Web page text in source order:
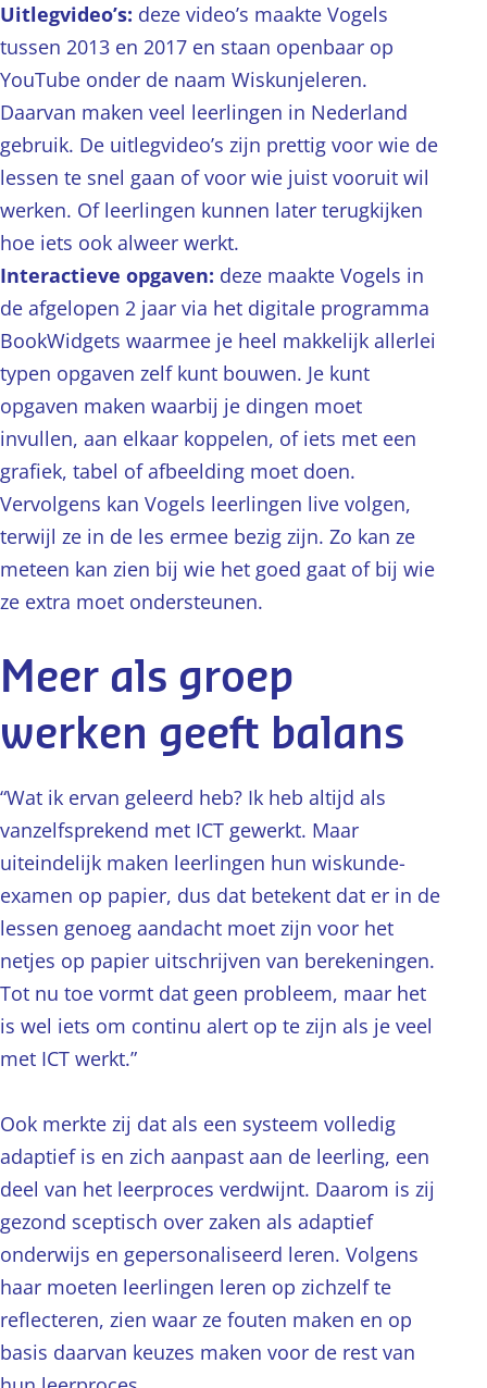
Uitlegvideo’s: deze video’s maakte Vogels
tussen 2013 en 2017 en staan openbaar op
YouTube onder de naam Wiskunjeleren.
Daarvan maken veel leerlingen in Nederland
gebruik. De uitlegvideo’s zijn prettig voor wie de
lessen te snel gaan of voor wie juist vooruit wil
werken. Of leerlingen kunnen later terugkijken
hoe iets ook alweer werkt.
Interactieve opgaven: deze maakte Vogels in
de afgelopen 2 jaar via het digitale programma
BookWidgets waarmee je heel makkelijk allerlei
typen opgaven zelf kunt bouwen. Je kunt
opgaven maken waarbij je dingen moet
invullen, aan elkaar koppelen, of iets met een
grafiek, tabel of afbeelding moet doen.
Vervolgens kan Vogels leerlingen live volgen,
terwijl ze in de les ermee bezig zijn. Zo kan ze
meteen kan zien bij wie het goed gaat of bij wie
ze extra moet ondersteunen.
Meer als groep
werken geeft balans
“Wat ik ervan geleerd heb? Ik heb altijd als
vanzelfsprekend met ICT gewerkt. Maar
uiteindelijk maken leerlingen hun wiskunde-
examen op papier, dus dat betekent dat er in de
lessen genoeg aandacht moet zijn voor het
netjes op papier uitschrijven van berekeningen.
Tot nu toe vormt dat geen probleem, maar het
is wel iets om continu alert op te zijn als je veel
met ICT werkt.”
Ook merkte zij dat als een systeem volledig
adaptief is en zich aanpast aan de leerling, een
deel van het leerproces verdwijnt. Daarom is zij
gezond sceptisch over zaken als adaptief
onderwijs en gepersonaliseerd leren. Volgens
haar moeten leerlingen leren op zichzelf te
reflecteren, zien waar ze fouten maken en op
basis daarvan keuzes maken voor de rest van